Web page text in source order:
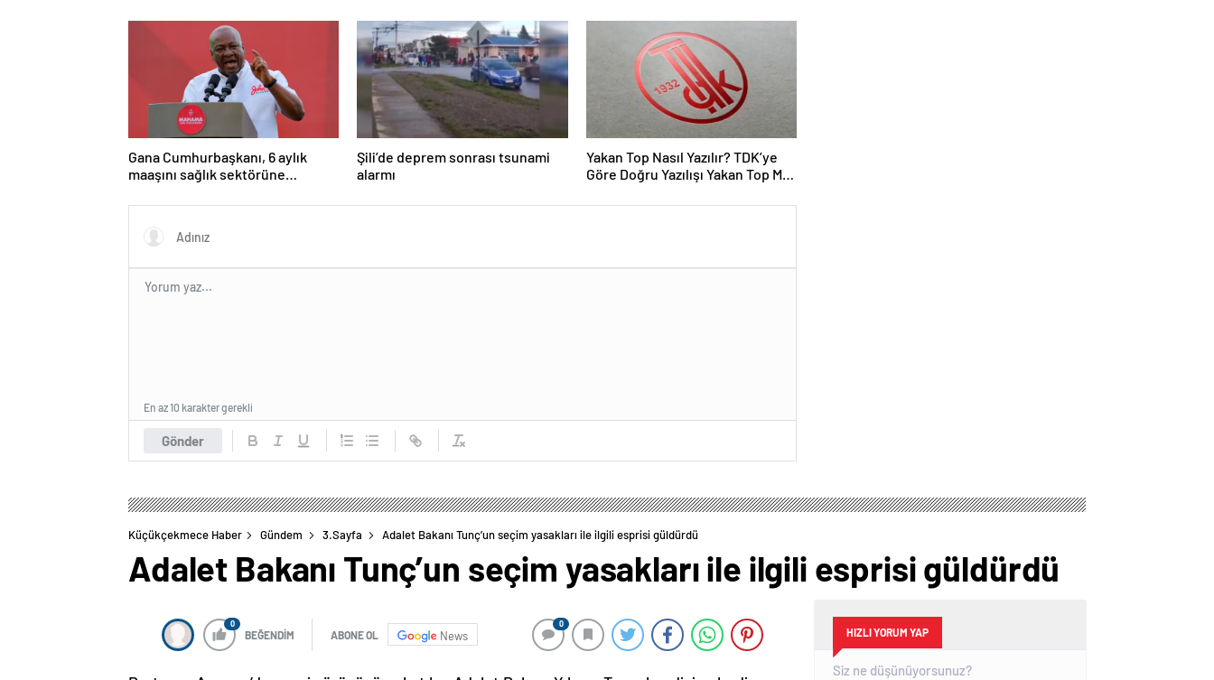
Gana Cumhurbaşkanı, 6 aylık
maaşını sağlık sektörüne
Şili’de deprem sonrası tsunami
alarmı
Yakan Top Nasıl Yazılır? TDK’ye
Göre Doğru Yazılışı Yakan Top Mu,
Gönder
En az 10 karakter gerekli
Küçükçekmece Haber Gündem 3.Sayfa Adalet Bakanı Tunç’un seçim yasakları ile ilgili esprisi güldürdü
Adalet Bakanı Tunç’un seçim yasakları ile ilgili esprisi güldürdü
0
BEĞENDİM ABONE OL News
0
HIZLI YORUM YAP